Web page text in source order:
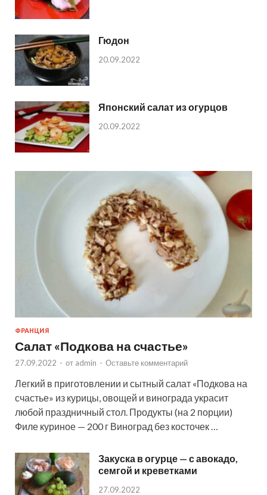
Гюдон
20.09.2022
Японский салат из огурцов
20.09.2022
ФРАНЦИЯ
Салат «Подкова на счастье»
27.09.2022 - от admin - Оставьте комментарий
Легкий в приготовлении и сытный салат «Подкова на
счастье» из курицы, овощей и винограда украсит
любой праздничный стол. Продукты (на 2 порции)
Филе куриное — 200 г Виноград без косточек …
Закуска в огурце — с авокадо,
семгой и креветками
27.09.2022